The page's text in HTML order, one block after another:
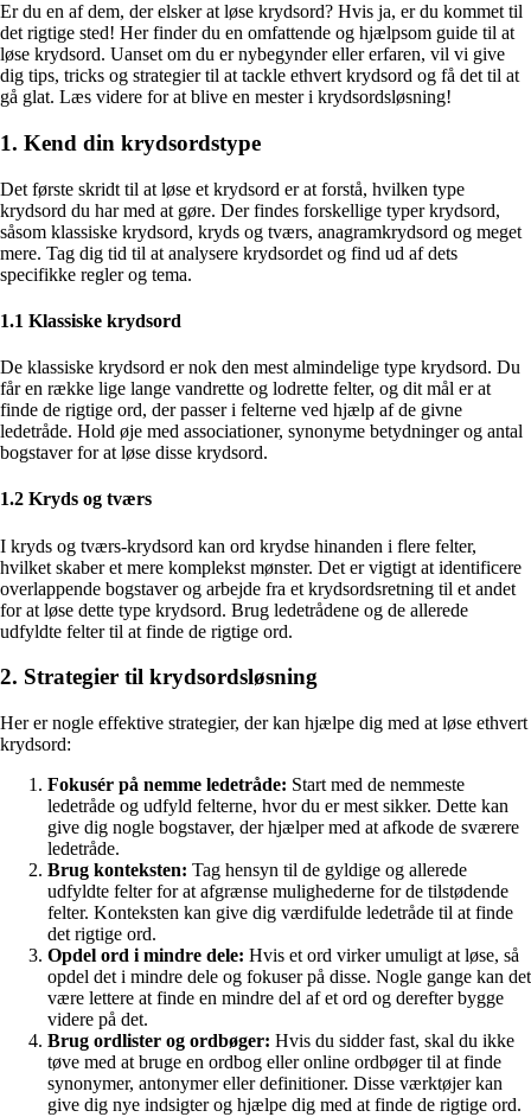
Er du en af dem, der elsker at løse krydsord? Hvis ja, er du kommet til
det rigtige sted! Her finder du en omfattende og hjælpsom guide til at
løse krydsord. Uanset om du er nybegynder eller erfaren, vil vi give
dig tips, tricks og strategier til at tackle ethvert krydsord og få det til at
gå glat. Læs videre for at blive en mester i krydsordsløsning!
1. Kend din krydsordstype
Det første skridt til at løse et krydsord er at forstå, hvilken type
krydsord du har med at gøre. Der findes forskellige typer krydsord,
såsom klassiske krydsord, kryds og tværs, anagramkrydsord og meget
mere. Tag dig tid til at analysere krydsordet og find ud af dets
specifikke regler og tema.
1.1 Klassiske krydsord
De klassiske krydsord er nok den mest almindelige type krydsord. Du
får en række lige lange vandrette og lodrette felter, og dit mål er at
finde de rigtige ord, der passer i felterne ved hjælp af de givne
ledetråde. Hold øje med associationer, synonyme betydninger og antal
bogstaver for at løse disse krydsord.
1.2 Kryds og tværs
I kryds og tværs-krydsord kan ord krydse hinanden i flere felter,
hvilket skaber et mere komplekst mønster. Det er vigtigt at identificere
overlappende bogstaver og arbejde fra et krydsordsretning til et andet
for at løse dette type krydsord. Brug ledetrådene og de allerede
udfyldte felter til at finde de rigtige ord.
2. Strategier til krydsordsløsning
Her er nogle effektive strategier, der kan hjælpe dig med at løse ethvert
krydsord:
Fokusér på nemme ledetråde: Start med de nemmeste
ledetråde og udfyld felterne, hvor du er mest sikker. Dette kan
give dig nogle bogstaver, der hjælper med at afkode de sværere
ledetråde.
Brug konteksten: Tag hensyn til de gyldige og allerede
udfyldte felter for at afgrænse mulighederne for de tilstødende
felter. Konteksten kan give dig værdifulde ledetråde til at finde
det rigtige ord.
Opdel ord i mindre dele: Hvis et ord virker umuligt at løse, så
opdel det i mindre dele og fokuser på disse. Nogle gange kan det
være lettere at finde en mindre del af et ord og derefter bygge
videre på det.
Brug ordlister og ordbøger: Hvis du sidder fast, skal du ikke
tøve med at bruge en ordbog eller online ordbøger til at finde
synonymer, antonymer eller definitioner. Disse værktøjer kan
give dig nye indsigter og hjælpe dig med at finde de rigtige ord.